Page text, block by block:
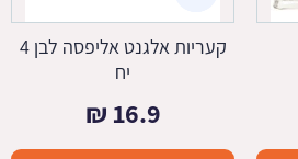
קעריות אלגנט אליפסה לבן 4
יח
16.9
₪